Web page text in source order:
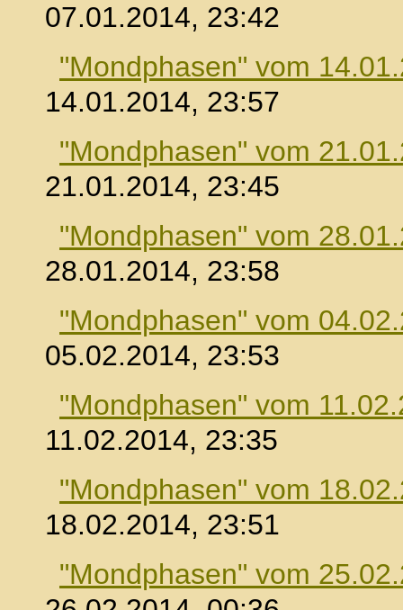
07.01.2014, 23:42
"Mondphasen" vom
14.01.2014, 23:57
"Mondphasen" vom
21.01.2014, 23:45
"Mondphasen" vom
28.01.2014, 23:58
"Mondphasen" vom
05.02.2014, 23:53
"Mondphasen" vom
11.02.2014, 23:35
"Mondphasen" vom
18.02.2014, 23:51
"Mondphasen" vom